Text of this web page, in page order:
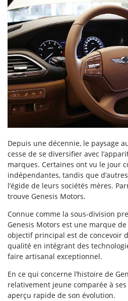
Depuis une décennie, le paysage
cesse de se diversifier avec
marques. Certaines ont vu le jour
indépendantes, tandis que
l’égide de leurs sociétés mères.
trouve Genesis Motors.
Connue comme la sous-division
Genesis Motors est une marque
objectif principal est de concevoir
qualité en intégrant des
faire artisanal exceptionnel.
En ce qui concerne l’histoire de
relativement jeune comparée à
aperçu rapide de son évolution.